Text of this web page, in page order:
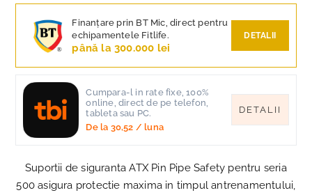
Finanțare prin BT Mic, direct pentru
echipamentele Fitlife.
până la 300.000 lei
DETALII
Cumpara-l in rate fixe, 100%
online, direct de pe telefon,
tableta sau PC.
De la 30,52 / luna
DETALII
Suportii de siguranta ATX Pin Pipe Safety pentru seria
500 asigura protectie maxima in timpul antrenamentului,